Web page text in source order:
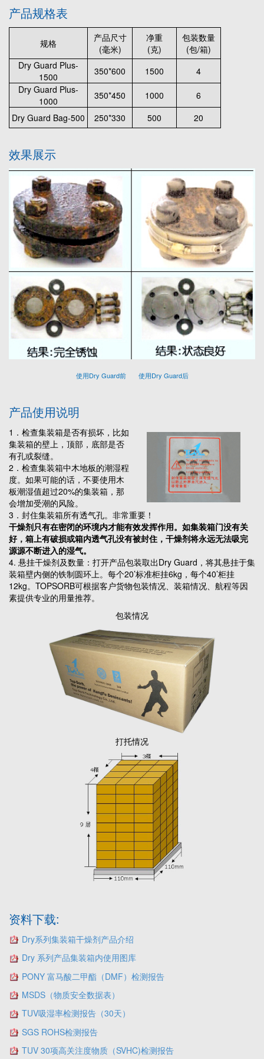
产品规格表
规格
产品尺寸
(毫米)
净重
(克)
包装数量
(包/箱)
Dry Guard Plus-
1500
350*600 1500
4
Dry Guard Plus-
1000
350*450 1000
6
Dry Guard Bag-500
250*330 500 20
效果展示
使用Dry Guard前 使用Dry Guard后
产品使用说明
1．检查集装箱是否有损坏，比如
集装箱的壁上，顶部，底部是否
有孔或裂缝。
2．检查集装箱中木地板的潮湿程
度。如果可能的话，不要使用木
板潮湿值超过20%的集装箱，那
会增加受潮的风险。
3．封住集装箱所有透气孔。非常重要！
干燥剂只有在密闭的环境内才能有效发挥作用。如集装箱门没有关
好，箱上有破损或箱内透气孔没有被封住，干燥剂将永远无法吸完
源源不断进入的湿气。
4. 悬挂干燥剂及数量：打开产品包装取出Dry Guard，将其悬挂于集
装箱壁内侧的铁制圆环上。 每个20’标准柜挂6kg，每个40’柜挂
12kg。TOPSORB可根据客户货物包装情况、装箱情况、航程等因
素提供专业的用量推荐。
包装情况
打托情况
资料下载:
Dry系列集装箱干燥剂产品介绍
Dry 系列产品集装箱内使用图库
PONY 富马酸二甲酯（DMF）检测报告
MSDS（物质安全数据表）
TUV吸湿率检测报告（30天）
SGS ROHS检测报告
TUV 30项高关注度物质（SVHC)检测报告